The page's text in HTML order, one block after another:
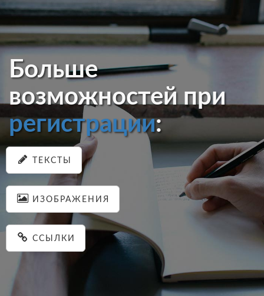
Больше
возможностей при
регистрации:
ТЕКСТЫ
ИЗОБРАЖЕНИЯ
ССЫЛКИ